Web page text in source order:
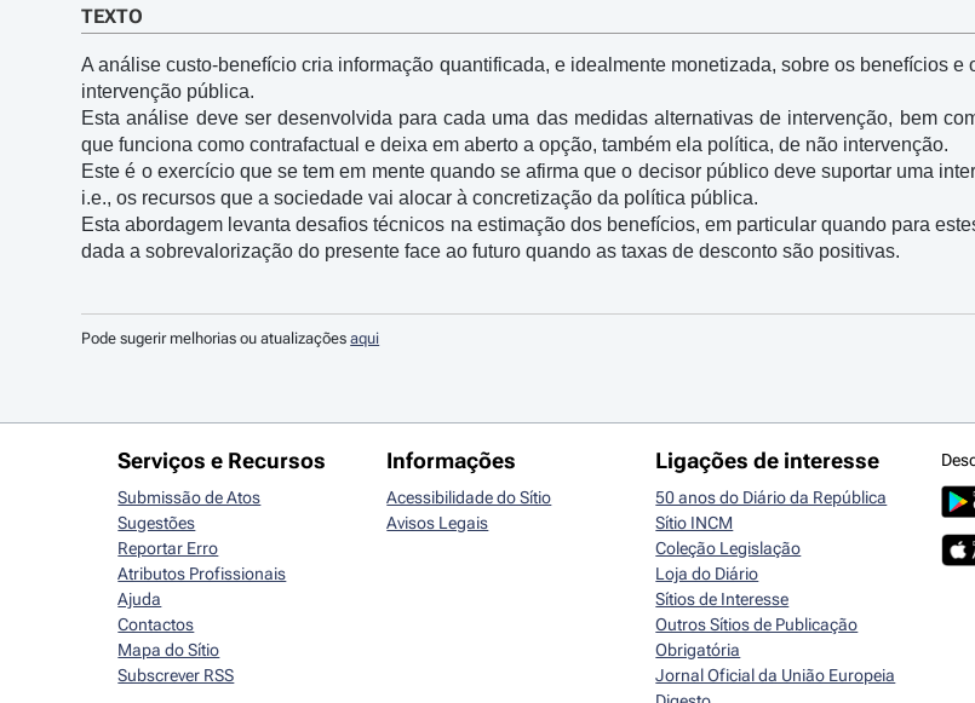
TEXTO
A análise custo-benefício cria informação quantificada, e idealmente monetizada, sobre os benefícios
intervenção pública.
Esta análise deve ser desenvolvida para cada uma das medidas alternativas de intervenção, bem
que funciona como contrafactual e deixa em aberto a opção, também ela política, de não intervenção.
Este é o exercício que se tem em mente quando se afirma que o decisor público deve suportar uma
i.e., os recursos que a sociedade vai alocar à concretização da política pública.
Esta abordagem levanta desafios técnicos na estimação dos benefícios, em particular quando para
dada a sobrevalorização do presente face ao futuro quando as taxas de desconto são positivas.
Pode sugerir melhorias ou atualizaçõesaqui
Serviços e Recursos
Submissão de Atos
Sugestões
Reportar Erro
Atributos Profissionais
Ajuda
Contactos
Mapa do Sítio
Subscrever RSS
Informações
Acessibilidade do Sítio
Avisos Legais
Ligações de interesse
50 anos do Diário da República
Sítio INCM
Coleção Legislação
Loja do Diário
Sítios de Interesse
Outros Sítios de Publicação
Obrigatória
Jornal Oficial da União Europeia